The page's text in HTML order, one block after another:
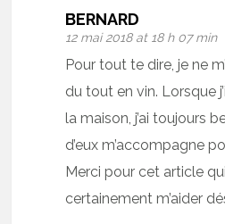
BERNARD
12 mai 2018 at 18 h 07 min
Pour tout te dire, je ne
du tout en vin. Lorsque
la maison, j’ai toujours
d’eux m’accompagne
Merci pour cet article
certainement m’aider